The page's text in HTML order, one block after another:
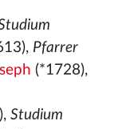
Pfarrer
(*1728),
Studium